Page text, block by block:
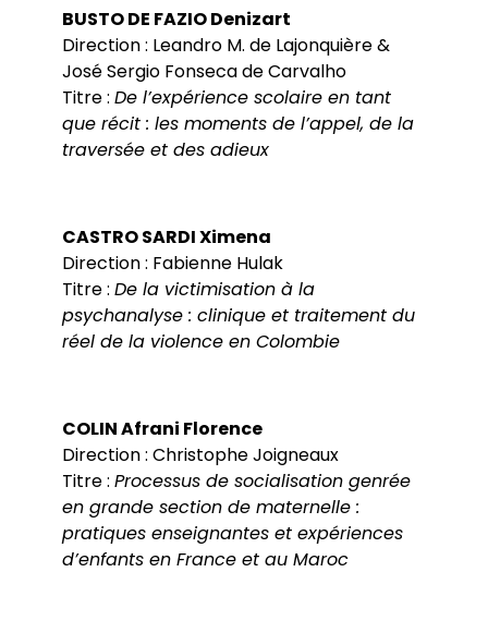
BUSTO DE FAZIO Denizart
Direction : Leandro M. de Lajonquière &
José Sergio Fonseca de Carvalho
Titre : De l’expérience scolaire en tant
que récit : les moments de l’appel, de la
traversée et des adieux
CASTRO SARDI Ximena
Direction : Fabienne Hulak
Titre : De la victimisation à la
psychanalyse : clinique et traitement du
réel de la violence en Colombie
COLIN Afrani Florence
Direction : Christophe Joigneaux
Titre : Processus de socialisation genrée
en grande section de maternelle :
pratiques enseignantes et expériences
d’enfants en France et au Maroc